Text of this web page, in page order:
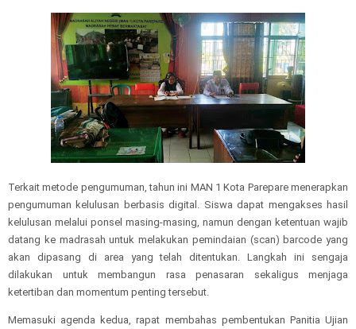
Terkait metode pengumuman, tahun ini MAN 1 Kota Parepare menerapkan
pengumuman kelulusan berbasis digital. Siswa dapat mengakses hasil
kelulusan melalui ponsel masing-masing, namun dengan ketentuan wajib
datang ke madrasah untuk melakukan pemindaian (scan) barcode yang
akan dipasang di area yang telah ditentukan. Langkah ini sengaja
dilakukan untuk membangun rasa penasaran sekaligus menjaga
ketertiban dan momentum penting tersebut.
Memasuki agenda kedua, rapat membahas pembentukan Panitia Ujian